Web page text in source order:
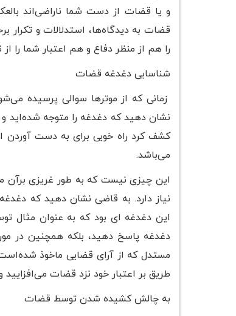
و یا قضات از دست شما ناراضی‌اند
قضات به دیدگاه‌ها، استدلالات و تکرار
را هم از منظر دفاع و هم اعتبار شما را
شناسایی دغدغه قضات
زمانی که از موتر‌ها سوالی پرسیده
نشان دهید که دغدغه را متوجه شده‌اید و
کشف کرد راه خوبی برای به دست آوردن
می‌باشد.
این چیزی نیست که به طور غریزی برآن
نیاز دارد. به قاضی نشان دهید که
دغدغه پاسخ دهید، بلکه همچنین در
مستدل که از آرای قضایی ماخوذ
طریق بر اعتبار خود نزد قضات
به چالش کشیده شدن توسط قضات